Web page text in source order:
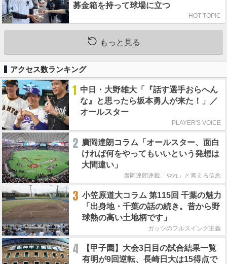
募金箱を持って球場に立つ
HOT TOPIC
もっと見る
アクセス数ランキング
1 中日・大野雄大「『話す選手おらへん
な』と思ったら坂本勇人が来た！」／
オールスター
PLAYER'S VOICE
2 廣岡達朗コラム「オールスター、面白
ければ何をやってもいいという発想は
大間違い」
廣岡達朗連載「やれ」と言える信念
3 小笠原道大コラム 第115回 千葉の魅力
「出身地・千葉の話の続き。昔から野
球熱の高い土地柄です」
ガッツのフルスイング主義
4
【甲子園】大会3日目の試合結果一覧
有明が9回逆転、長崎日大は15得点で